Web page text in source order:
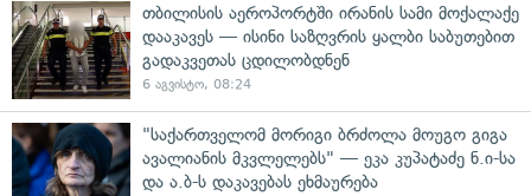
თბილისის აეროპორტში ირანის სამი მოქალაქე
დააკავეს — ისინი საზღვრის ყალბი საბუთებით
გადაკვეთას ცდილობდნენ
6 აგვისტო, 08:24
"საქართველომ მორიგი ბრძოლა მოუგო გიგა
ავალიანის მკვლელებს" — ეკა კუპატაძე ნ.ი-სა
და ა.ბ-ს დაკავებას ეხმაურება